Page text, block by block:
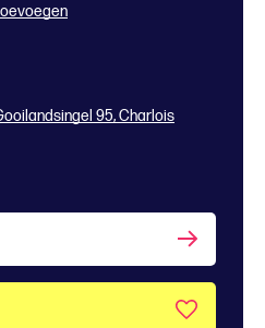
95, Charlois